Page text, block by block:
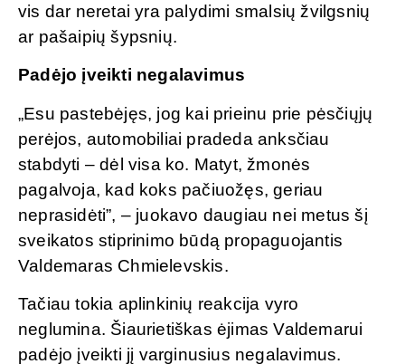
vis dar neretai yra palydimi smalsių žvilgsnių
ar pašaipių šypsnių.
Padėjo įveikti negalavimus
„Esu pastebėjęs, jog kai prieinu prie pėsčiųjų
perėjos, automobiliai pradeda anksčiau
stabdyti – dėl visa ko. Matyt, žmonės
pagalvoja, kad koks pačiuožęs, geriau
neprasidėti”, – juokavo daugiau nei metus šį
sveikatos stiprinimo būdą propaguojantis
Valdemaras Chmielevskis.
Tačiau tokia aplinkinių reakcija vyro
neglumina. Šiaurietiškas ėjimas Valdemarui
padėjo įveikti jį varginusius negalavimus.